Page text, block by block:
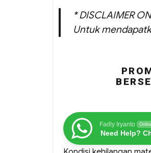
* DISCLAIMER
Untuk
Fadly Iryanto
Need Help?